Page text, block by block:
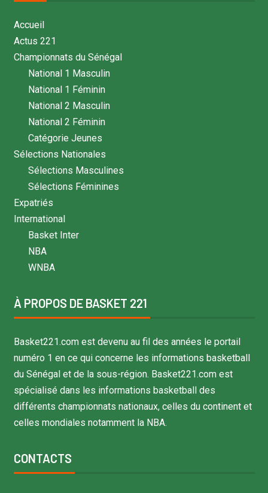
Accueil
Actus 221
Championnats du Sénégal
National 1 Masculin
National 1 Féminin
National 2 Masculin
National 2 Féminin
Catégorie Jeunes
Sélections Nationales
Sélections Masculines
Sélections Féminines
Expatriés
International
Basket Inter
NBA
WNBA
À PROPOS DE BASKET 221
Basket221.com est devenu au fil des années le portail
numéro 1 en ce qui concerne les informations basketball
du Sénégal et de la sous-région. Basket221.com est
spécialisé dans les informations basketball des
différents championnats nationaux, celles du continent et
celles mondiales notamment la NBA.
CONTACTS